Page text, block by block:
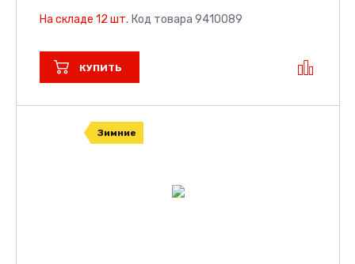
На складе 12 шт. Код товара 9410089
КУПИТЬ
Зимние